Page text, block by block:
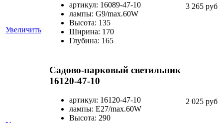
Увеличить
артикул: 16089-47-10
лампы: G9/max.60W
Высота: 135
Ширина: 170
Глубина: 165
3 265 руб
Садово-парковый светильник
16120-47-10
артикул: 16120-47-10
лампы: E27/max.60W
Высота: 290
2 025 руб